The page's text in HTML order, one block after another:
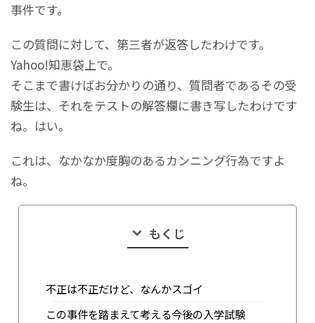
事件です。
この質問に対して、第三者が返答したわけです。
Yahoo!知恵袋上で。
そこまで書けばお分かりの通り、質問者であるその受
験生は、それをテストの解答欄に書き写したわけです
ね。はい。
これは、なかなか度胸のあるカンニング行為ですよ
ね。
もくじ
不正は不正だけど、なんかスゴイ
この事件を踏まえて考える今後の入学試験